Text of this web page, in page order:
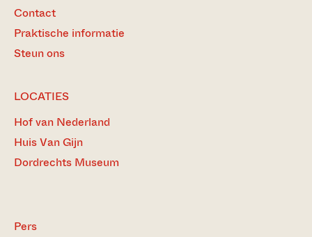
Contact
Praktische informatie
Steun ons
LOCATIES
Hof van Nederland
Huis Van Gijn
Dordrechts Museum
Pers